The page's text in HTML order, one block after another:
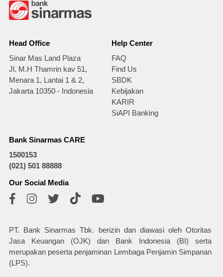
Head Office
Sinar Mas Land Plaza
Jl. M.H Thamrin kav 51,
Menara 1, Lantai 1 & 2,
Jakarta 10350 - Indonesia
Help Center
FAQ
Find Us
SBDK
Kebijakan
KARIR
SiAPI Banking
Bank Sinarmas CARE
1500153
(021) 501 88888
Our Social Media
PT. Bank Sinarmas Tbk. berizin dan diawasi oleh Otoritas
Jasa Keuangan (OJK) dan Bank Indonesia (BI) serta
merupakan peserta penjaminan Lembaga Penjamin Simpanan
(LPS).